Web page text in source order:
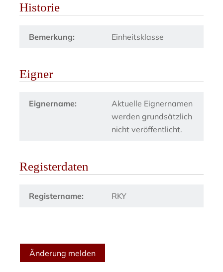
Historie
Bemerkung: Einheitsklasse
Eigner
Eignername:
Aktuelle Eignernamen
werden grundsätzlich
nicht veröffentlicht.
Registerdaten
Registername: RKY
Änderung melden